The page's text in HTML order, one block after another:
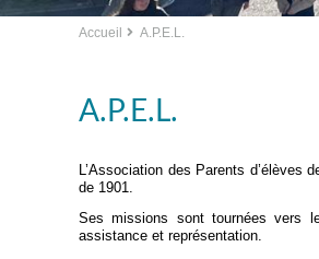
Accueil A.P.E.L.
A.P.E.L.
L’Association des Parents d’élèves
de 1901.
Ses missions sont tournées vers
assistance et représentation.